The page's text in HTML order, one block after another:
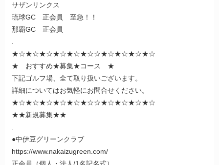
サザンリンクス
琉球GC 正会員 至急！！
那覇GC 正会員
★☆★☆★☆★☆★☆★☆☆★☆★☆★☆★☆
★ おすすめ★募集★コース ★
下記ゴルフ場、全て取り扱いございます。
詳細についてはお気軽にお問合せください。
★☆★☆★☆★☆★☆★☆☆★☆★☆★☆★☆
★★新規募集★★
●中伊豆グリーンクラブ
https://www.nakaizugreen.com/
正会員（個人・法人/1名記名式）